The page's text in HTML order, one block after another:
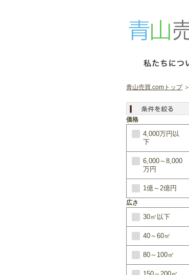
青山売買.comトップ＞
価格
4,000万円以
下
6,000～8,000
万円
1億～2億円
広さ
30㎡以下
40～60㎡
80～100㎡